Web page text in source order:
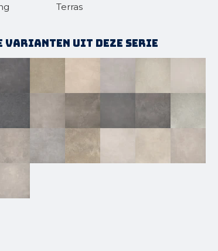
Terras
varianten uit deze serie